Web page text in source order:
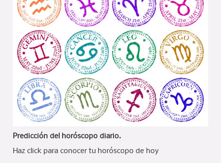
Predicción del horóscopo diario.
Haz click para conocer tu horóscopo de hoy